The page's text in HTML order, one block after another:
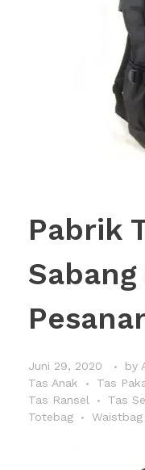
Pabrik
Juni 29, 2020 by
Tas Anak
Tas
Tas Ransel
Tas
Totebag
Waistbag